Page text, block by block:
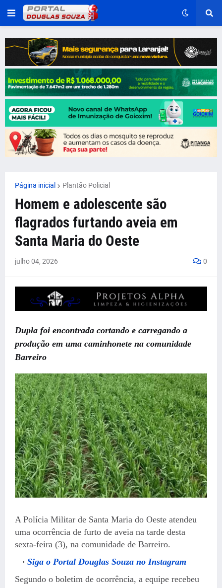
Página inicial Plantão Policial
Homem e adolescente são
flagrados furtando aveia em
Santa Maria do Oeste
julho 04, 2026 0
Dupla foi encontrada cortando e carregando a
produção em uma caminhonete na comunidade
Barreiro
A Polícia Militar de Santa Maria do Oeste atendeu
uma ocorrência de furto de aveia na tarde desta
sexta-feira (3), na comunidade de Barreiro.
Siga o Portal Douglas Souza no Instagram
Segundo o boletim de ocorrência, a equipe recebeu